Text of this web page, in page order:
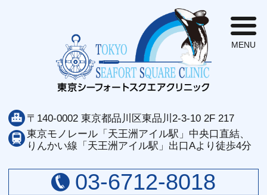
〒140-0002 東京都品川区東品川2-3-10 2F 217
東京モノレール「天王洲アイル駅」中央口直結、
りんかい線「天王洲アイル駅」出口Aより徒歩4分
03-6712-8018